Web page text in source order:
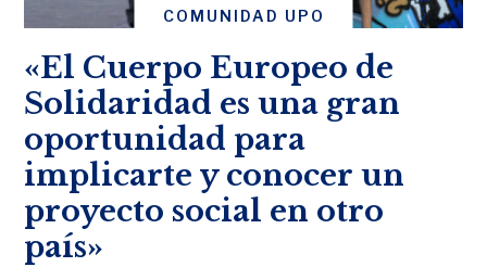
COMUNIDAD UPO
«El Cuerpo Europeo de
Solidaridad es una gran
oportunidad para
implicarte y conocer un
proyecto social en otro
país»